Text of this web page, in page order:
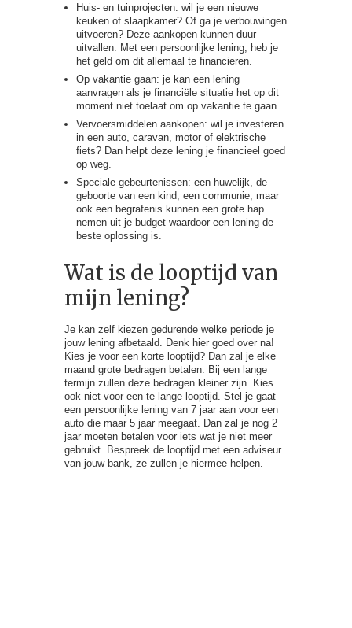
Huis- en tuinprojecten: wil je een nieuwe
keuken of slaapkamer? Of ga je verbouwingen
uitvoeren? Deze aankopen kunnen duur
uitvallen. Met een persoonlijke lening, heb je
het geld om dit allemaal te financieren.
Op vakantie gaan: je kan een lening
aanvragen als je financiële situatie het op dit
moment niet toelaat om op vakantie te gaan.
Vervoersmiddelen aankopen: wil je investeren
in een auto, caravan, motor of elektrische
fiets? Dan helpt deze lening je financieel goed
op weg.
Speciale gebeurtenissen: een huwelijk, de
geboorte van een kind, een communie, maar
ook een begrafenis kunnen een grote hap
nemen uit je budget waardoor een lening de
beste oplossing is.
Wat is de looptijd van
mijn lening?
Je kan zelf kiezen gedurende welke periode je
jouw lening afbetaald. Denk hier goed over na!
Kies je voor een korte looptijd? Dan zal je elke
maand grote bedragen betalen. Bij een lange
termijn zullen deze bedragen kleiner zijn. Kies
ook niet voor een te lange looptijd. Stel je gaat
een persoonlijke lening van 7 jaar aan voor een
auto die maar 5 jaar meegaat. Dan zal je nog 2
jaar moeten betalen voor iets wat je niet meer
gebruikt. Bespreek de looptijd met een adviseur
van jouw bank, ze zullen je hiermee helpen.